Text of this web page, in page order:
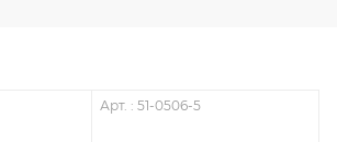
Арт. : 51-0506-5